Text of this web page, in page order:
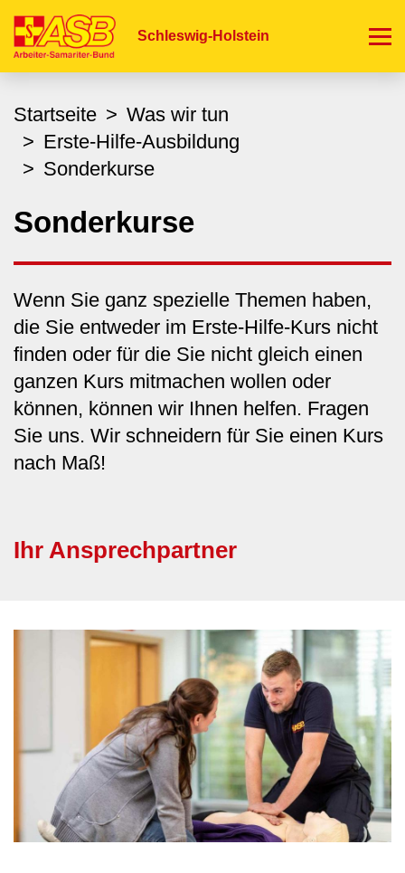
zum
Schleswig-Holstein
Startseite
Was wir tun
Erste-Hilfe-Ausbildung
Sonderkurse
Sonderkurse
Wenn Sie ganz spezielle Themen haben,
die Sie entweder im Erste-Hilfe-Kurs nicht
finden oder für die Sie nicht gleich einen
ganzen Kurs mitmachen wollen oder
können, können wir Ihnen helfen. Fragen
Sie uns. Wir schneidern für Sie einen Kurs
nach Maß!
Ihr Ansprechpartner